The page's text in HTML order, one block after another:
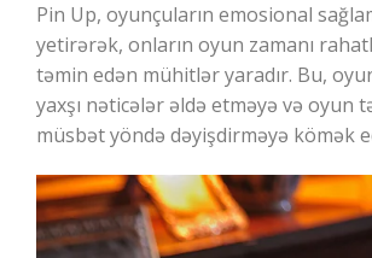
Pin Up, oyunçuların emosional
yetirərək, onların oyun zamanı
təmin edən mühitlər yaradır. Bu,
yaxşı nəticələr əldə etməyə və oyun
müsbət yöndə dəyişdirməyə kömək